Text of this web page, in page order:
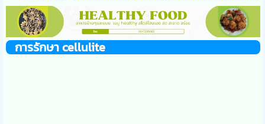
การรักษาcellulite